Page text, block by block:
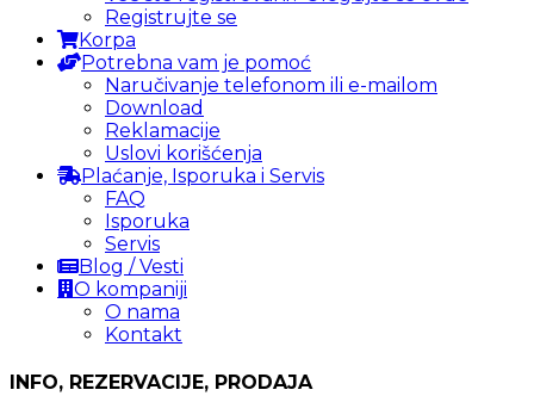
Registrujte se
Korpa
Potrebna vam je pomoć
Naručivanje telefonom ili e-mailom
Download
Reklamacije
Uslovi korišćenja
Plaćanje, Isporuka i Servis
FAQ
Isporuka
Servis
Blog / Vesti
O kompaniji
O nama
Kontakt
INFO, REZERVACIJE, PRODAJA